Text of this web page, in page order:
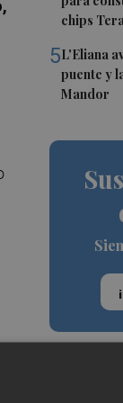
chips
5L'Eliana
puente y
Mandor